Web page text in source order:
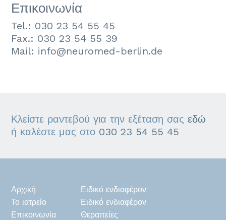
Επικοινωνία
Tel.: 030 23 54 55 45
Fax.: 030 23 54 55 39
Mail: info@neuromed-berlin.de
Κλείστε ραντεβού για την εξέταση σαςεδώ
ή καλέστε μας στο 030 23 54 55 45
Αρχική
Το ιατρείο
Επικοινωνία
Ειδικό ενδιαφέρον
Ειδικό ενδιαφέρον
Θεραπείες